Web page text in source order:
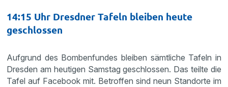
14:15 Uhr Dresdner Tafeln bleiben heute
geschlossen
Aufgrund des Bombenfundes bleiben sämtliche Tafeln in
Dresden am heutigen Samstag geschlossen. Das teilte die
Tafel auf Facebook mit. Betroffen sind neun Standorte im